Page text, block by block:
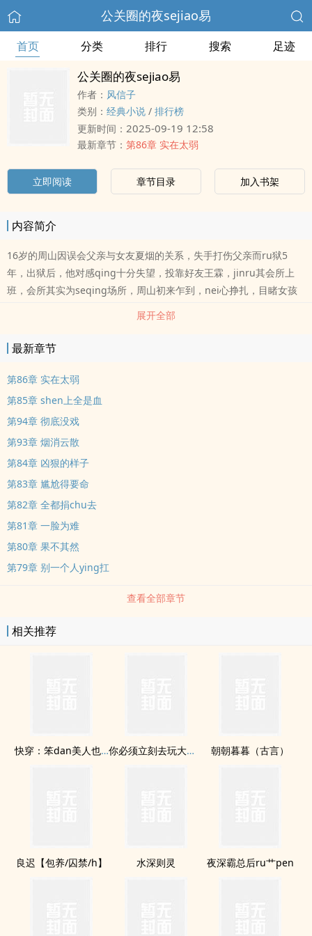
公关圈的夜sejiao易
首页 分类 排行 搜索 足迹
公关圈的夜sejiao易
作者： 风信子
类别： 经典小说 / 排行榜
更新时间： 2025-09-19 12:58
最新章节： 第86章 实在太弱
立即阅读 章节目录 加入书架
内容简介
16岁的周山因误会父亲与女友夏烟的关系，失手打伤父亲而ru狱5
年，出狱后，他对感qing十分失望，投靠好友王霖，jinru其会所上
班，会所其实为seqing场所，周山初来乍到，nei心挣扎，目睹女孩
刘倩被biru行，想帮忙而无能为力，渐渐的周山开始麻木，看他在这
展开全部
最新章节
第86章 实在太弱
第85章 shen上全是血
第94章 彻底没戏
第93章 烟消云散
第84章 凶狠的样子
第83章 尴尬得要命
第82章 全都捐chu去
第81章 一脸为难
第80章 果不其然
第79章 别一个人ying扛
查看全部章节
相关推荐
快穿：笨dan美人也要攻略nph 你必须立刻去玩大秽这部niubi的总攻游戏 朝朝暮暮（古言）
良迟【包养/囚禁/h】 水深则灵 夜深霸总后ru艹pen